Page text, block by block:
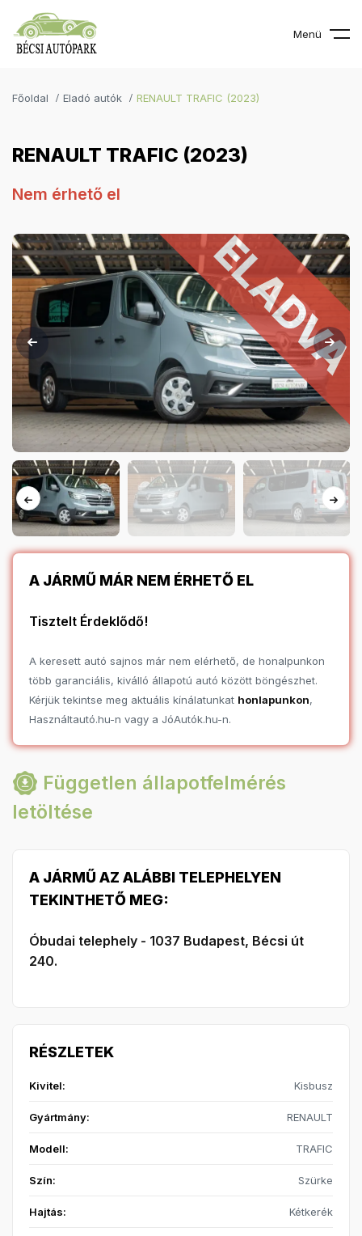
Menü
Főoldal Eladó autók RENAULT TRAFIC (2023)
RENAULT TRAFIC (2023)
Nem érhető el
A JÁRMŰ MÁR NEM ÉRHETŐ EL
Tisztelt Érdeklődő!
A keresett autó sajnos már nem elérhető, de honalpunkon
több garanciális, kiválló állapotú autó között böngészhet.
Kérjük tekintse meg aktuális kínálatunkat honlapunkon,
Használtautó.hu-n vagy a JóAutók.hu-n.
Független állapotfelmérés
letöltése
A JÁRMŰ AZ ALÁBBI TELEPHELYEN
TEKINTHETŐ MEG:
Óbudai telephely - 1037 Budapest, Bécsi út
240.
RÉSZLETEK
Kivitel: Kisbusz
Gyártmány: RENAULT
Modell: TRAFIC
Szín: Szürke
Hajtás: Kétkerék